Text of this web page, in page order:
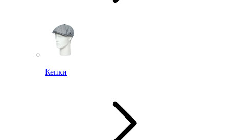
Кепки